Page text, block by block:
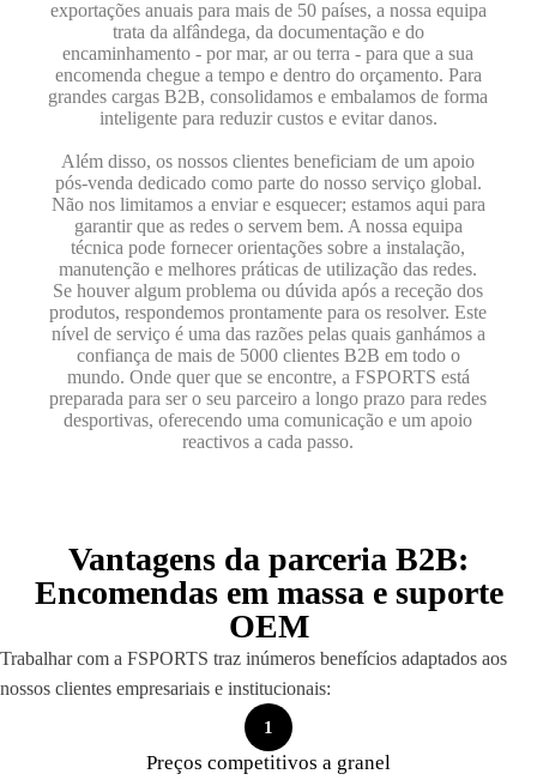
exportações anuais para mais de 50 países, a nossa equipa
trata da alfândega, da documentação e do
encaminhamento - por mar, ar ou terra - para que a sua
encomenda chegue a tempo e dentro do orçamento. Para
grandes cargas B2B, consolidamos e embalamos de forma
inteligente para reduzir custos e evitar danos.
Além disso, os nossos clientes beneficiam de um apoio
pós-venda dedicado como parte do nosso serviço global.
Não nos limitamos a enviar e esquecer; estamos aqui para
garantir que as redes o servem bem. A nossa equipa
técnica pode fornecer orientações sobre a instalação,
manutenção e melhores práticas de utilização das redes.
Se houver algum problema ou dúvida após a receção dos
produtos, respondemos prontamente para os resolver. Este
nível de serviço é uma das razões pelas quais ganhámos a
confiança de mais de 5000 clientes B2B em todo o
mundo. Onde quer que se encontre, a FSPORTS está
preparada para ser o seu parceiro a longo prazo para redes
desportivas, oferecendo uma comunicação e um apoio
reactivos a cada passo.
Vantagens da parceria B2B:
Encomendas em massa e suporte
OEM
Trabalhar com a FSPORTS traz inúmeros benefícios adaptados aos
nossos clientes empresariais e institucionais:
1
Preços competitivos a granel